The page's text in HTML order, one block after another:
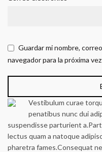
Guardar mi nombre,
navegador para la próxima
Vestibulum curae
penatibus nunc dui
suspendisse parturient
lectus quam a natoque
pharetra fames.Consequat